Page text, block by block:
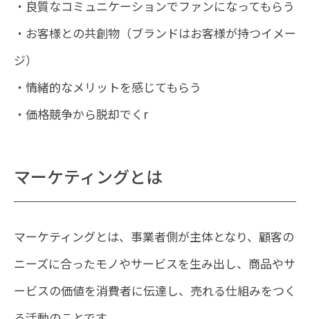
・良質なコミュニケーションでファンになってもらう
・お客様との共創物（ブランドはお客様が持つイメー
ジ）
・情緒的なメリットを感じてもらう
・価格競争から脱却でくr
マーケティングとは
マーケティングとは、事業者側が主体となり、顧客の
ニーズに合ったモノやサービスを生み出し、商品やサ
ービスの価値を消費者に伝達し、売れる仕組みをつく